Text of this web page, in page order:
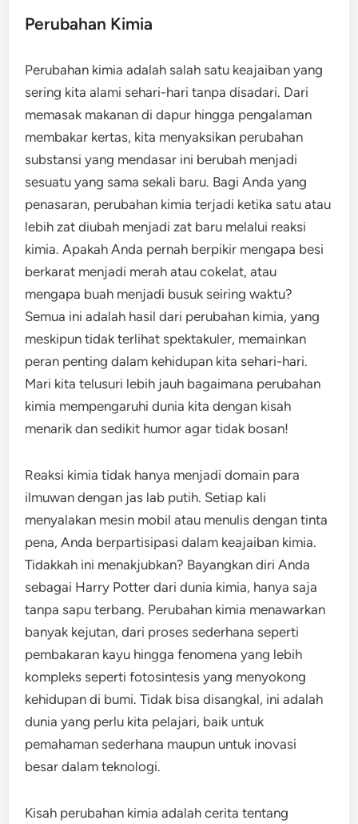
Perubahan Kimia
Perubahan kimia adalah salah satu keajaiban yang
sering kita alami sehari-hari tanpa disadari. Dari
memasak makanan di dapur hingga pengalaman
membakar kertas, kita menyaksikan perubahan
substansi yang mendasar ini berubah menjadi
sesuatu yang sama sekali baru. Bagi Anda yang
penasaran, perubahan kimia terjadi ketika satu atau
lebih zat diubah menjadi zat baru melalui reaksi
kimia. Apakah Anda pernah berpikir mengapa besi
berkarat menjadi merah atau cokelat, atau
mengapa buah menjadi busuk seiring waktu?
Semua ini adalah hasil dari perubahan kimia, yang
meskipun tidak terlihat spektakuler, memainkan
peran penting dalam kehidupan kita sehari-hari.
Mari kita telusuri lebih jauh bagaimana perubahan
kimia mempengaruhi dunia kita dengan kisah
menarik dan sedikit humor agar tidak bosan!
Reaksi kimia tidak hanya menjadi domain para
ilmuwan dengan jas lab putih. Setiap kali
menyalakan mesin mobil atau menulis dengan tinta
pena, Anda berpartisipasi dalam keajaiban kimia.
Tidakkah ini menakjubkan? Bayangkan diri Anda
sebagai Harry Potter dari dunia kimia, hanya saja
tanpa sapu terbang. Perubahan kimia menawarkan
banyak kejutan, dari proses sederhana seperti
pembakaran kayu hingga fenomena yang lebih
kompleks seperti fotosintesis yang menyokong
kehidupan di bumi. Tidak bisa disangkal, ini adalah
dunia yang perlu kita pelajari, baik untuk
pemahaman sederhana maupun untuk inovasi
besar dalam teknologi.
Kisah perubahan kimia adalah cerita tentang